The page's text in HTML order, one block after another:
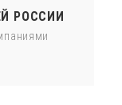
РОССИИ